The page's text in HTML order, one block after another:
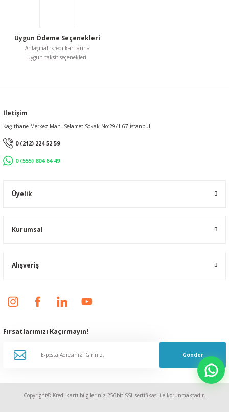
Uygun Ödeme Seçenekleri
Anlaşmalı kredi kartlarına
uygun taksit seçenekleri.
İletişim
Kağıthane Merkez Mah. Selamet Sokak No:29/1-67 İstanbul
0 (212) 224 52 59
0 (555) 804 64 49
Üyelik
Kurumsal
Alışveriş
Fırsatlarımızı Kaçırmayın!
Gönder
Copyright© Kredi kartı bilgileriniz 256bit SSL sertifikası ile korunmaktadır.